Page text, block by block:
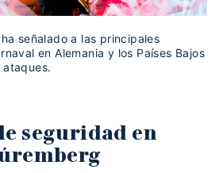
señalado a las principales
en Alemania y los Países Bajos
seguridad en